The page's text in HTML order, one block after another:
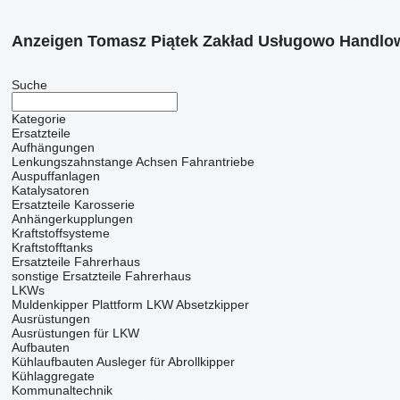
Anzeigen Tomasz Piątek Zakład Usługowo
Suche
Kategorie
Ersatzteile
Aufhängungen
Lenkungszahnstange Achsen Fahrantriebe
Auspuffanlagen
Katalysatoren
Ersatzteile Karosserie
Anhängerkupplungen
Kraftstoffsysteme
Kraftstofftanks
Ersatzteile Fahrerhaus
sonstige Ersatzteile Fahrerhaus
LKWs
Muldenkipper Plattform LKW Absetzkipper
Ausrüstungen
Ausrüstungen für LKW
Aufbauten
Kühlaufbauten Ausleger für Abrollkipper
Kühlaggregate
Kommunaltechnik